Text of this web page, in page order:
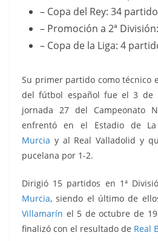
– Copa del Rey: 34
– Promoción a 2ª
– Copa de la Liga: 4
Su primer partido como técnico
del fútbol español fueel 3 de
jornada 27 del Campeonato
enfrentó en el Estadio de
Murcia y al Real Valladolid y
pucelana por 1-2.
Dirigió 15 partidos en 1ª
Murcia, siendo el último de
Villamarín el 5 de octubre de
finalizó con el resultado de Real